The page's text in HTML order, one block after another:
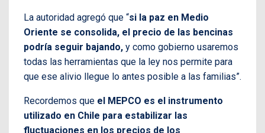
La autoridad agregó que “si la paz en Medio
Oriente se consolida, el precio de las bencinas
podría seguir bajando, y como gobierno usaremos
todas las herramientas que la ley nos permite para
que ese alivio llegue lo antes posible a las familias”.
Recordemos que el MEPCO es el instrumento
utilizado en Chile para estabilizar las
fluctuaciones en los precios de los